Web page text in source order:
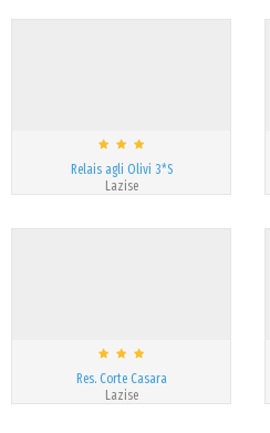
Relais agli Olivi 3*S
Lazise
Res. Corte Casara
Lazise